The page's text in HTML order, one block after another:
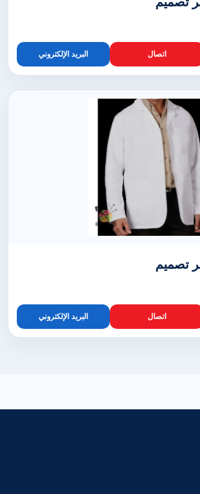
اتصال البريد الإلكتروني
اتصال البريد الإلكتروني